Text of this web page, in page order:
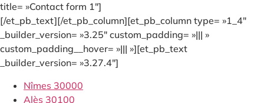
title= »Contact form 1″]
[/et_pb_text][/et_pb_column][et_pb_column type= »1_4″
_builder_version= »3.25″ custom_padding= »||| »
custom_padding__hover= »||| »][et_pb_text
_builder_version= »3.27.4″]
Nîmes 30000
Alès 30100